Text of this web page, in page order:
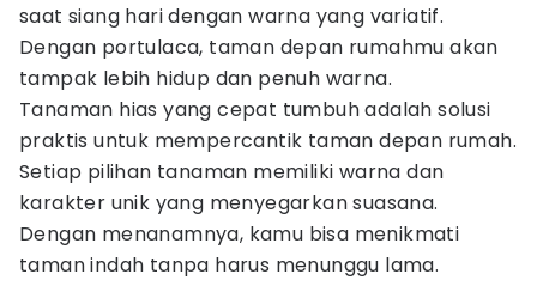
saat siang hari dengan warna yang variatif.
Dengan portulaca, taman depan rumahmu akan
tampak lebih hidup dan penuh warna.
Tanaman hias yang cepat tumbuh adalah solusi
praktis untuk mempercantik taman depan rumah.
Setiap pilihan tanaman memiliki warna dan
karakter unik yang menyegarkan suasana.
Dengan menanamnya, kamu bisa menikmati
taman indah tanpa harus menunggu lama.